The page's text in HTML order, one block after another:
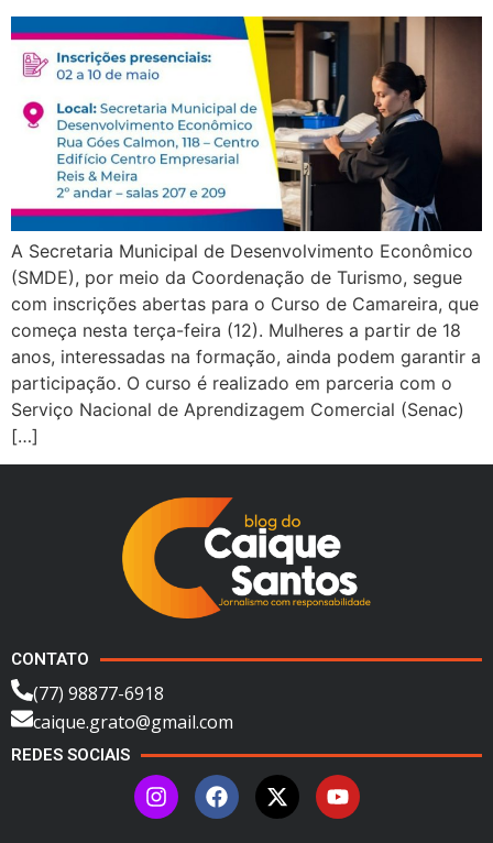
A Secretaria Municipal de Desenvolvimento Econômico
(SMDE), por meio da Coordenação de Turismo, segue
com inscrições abertas para o Curso de Camareira, que
começa nesta terça-feira (12). Mulheres a partir de 18
anos, interessadas na formação, ainda podem garantir a
participação. O curso é realizado em parceria com o
Serviço Nacional de Aprendizagem Comercial (Senac)
[…]
CONTATO
(77) 98877-6918
caique.grato@gmail.com
REDES SOCIAIS